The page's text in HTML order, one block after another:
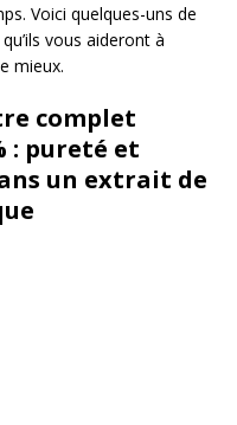
Voici quelques-uns de
vous aideront à
mieux.
complet
: pureté et
un extrait de